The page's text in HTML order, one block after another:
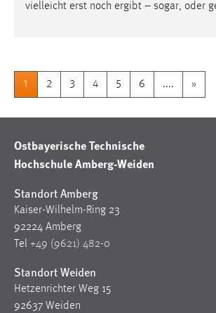
vielleicht erst noch ergibt – sogar, oder
1 2 3 4 5 6 .... »
Ostbayerische Technische
Hochschule Amberg-Weiden
Standort Amberg
Kaiser-Wilhelm-Ring 23
92224 Amberg
Tel +49 (9621) 482-0
Standort Weiden
Hetzenrichter Weg 15
92637 Weiden